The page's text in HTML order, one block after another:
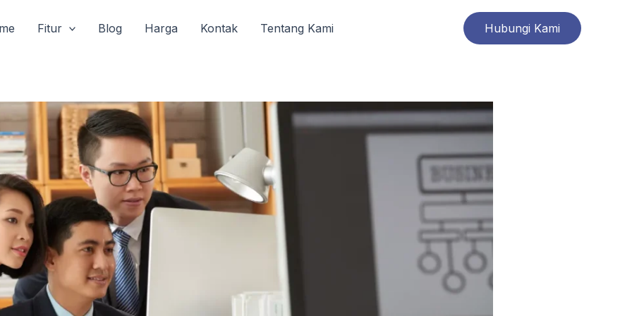
Fitur Blog Harga Kontak Tentang Kami Hubungi Kami